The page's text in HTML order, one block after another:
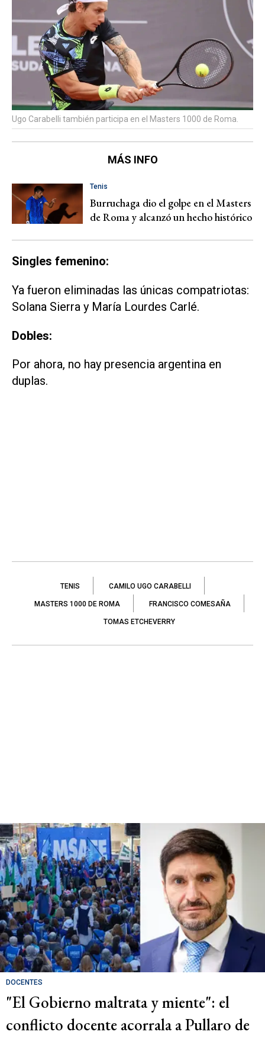
Ugo Carabelli también participa en el Masters 1000 de Roma.
MÁS INFO
Tenis
Burruchaga dio el golpe en el Masters
de Roma y alcanzó un hecho histórico
Singles femenino:
Ya fueron eliminadas las únicas compatriotas:
Solana Sierra y María Lourdes Carlé.
Dobles:
Por ahora, no hay presencia argentina en
duplas.
TENIS CAMILO UGO CARABELLI
MASTERS 1000 DE ROMA FRANCISCO COMESAÑA
TOMAS ETCHEVERRY
DOCENTES
"El Gobierno maltrata y miente": el
conflicto docente acorrala a Pullaro de